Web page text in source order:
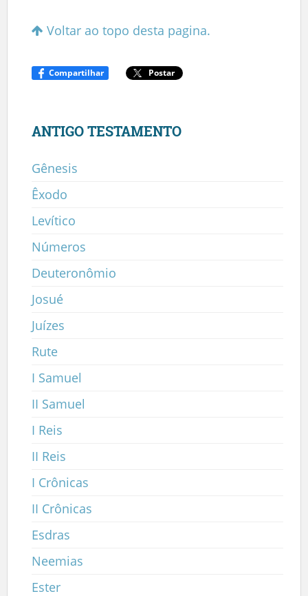
Voltar ao topo desta pagina.
Compartilhar Postar
ANTIGO TESTAMENTO
Gênesis
Êxodo
Levítico
Números
Deuteronômio
Josué
Juízes
Rute
I Samuel
II Samuel
I Reis
II Reis
I Crônicas
II Crônicas
Esdras
Neemias
Ester